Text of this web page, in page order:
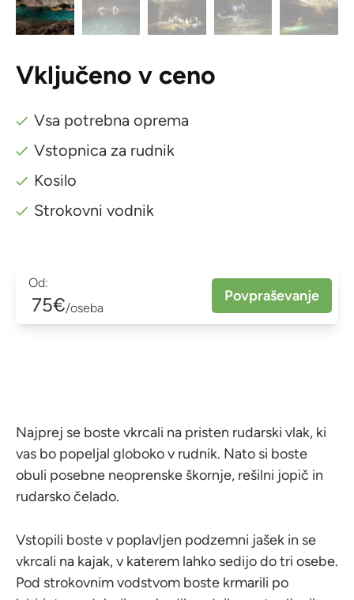
Vključeno v ceno
Vsa potrebna oprema
Vstopnica za rudnik
Kosilo
Strokovni vodnik
Od:
75€/oseba
Povpraševanje
Najprej se boste vkrcali na pristen rudarski vlak, ki
vas bo popeljal globoko v rudnik. Nato si boste
obuli posebne neoprenske škornje, rešilni jopič in
rudarsko čelado.
Vstopili boste v poplavljen podzemni jašek in se
vkrcali na kajak, v katerem lahko sedijo do tri osebe.
Pod strokovnim vodstvom boste krmarili po